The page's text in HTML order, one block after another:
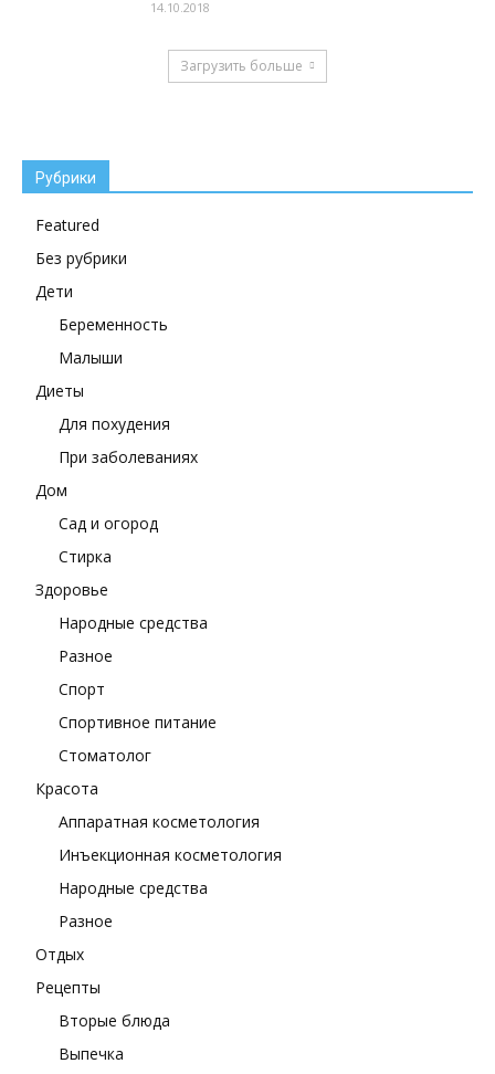
14.10.2018
Загрузить больше
Рубрики
Featured
Без рубрики
Дети
Беременность
Малыши
Диеты
Для похудения
При заболеваниях
Дом
Сад и огород
Стирка
Здоровье
Народные средства
Разное
Спорт
Спортивное питание
Стоматолог
Красота
Аппаратная косметология
Инъекционная косметология
Народные средства
Разное
Отдых
Рецепты
Вторые блюда
Выпечка